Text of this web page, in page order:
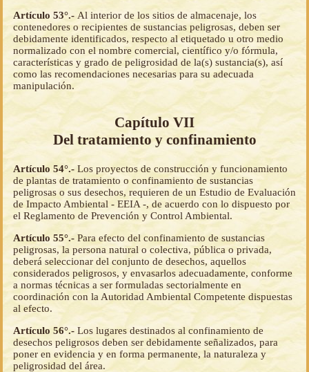
Artículo 53°.- Al interior de los sitios de almacenaje, los
contenedores o recipientes de sustancias peligrosas, deben ser
debidamente identificados, respecto al etiquetado u otro medio
normalizado con el nombre comercial, científico y/o fórmula,
características y grado de peligrosidad de la(s) sustancia(s), así
como las recomendaciones necesarias para su adecuada
manipulación.
Capítulo VII
Del tratamiento y confinamiento
Artículo 54°.- Los proyectos de construcción y funcionamiento
de plantas de tratamiento o confinamiento de sustancias
peligrosas o sus desechos, requieren de un Estudio de Evaluación
de Impacto Ambiental - EEIA -, de acuerdo con lo dispuesto por
el Reglamento de Prevención y Control Ambiental.
Artículo 55°.- Para efecto del confinamiento de sustancias
peligrosas, la persona natural o colectiva, pública o privada,
deberá seleccionar del conjunto de desechos, aquellos
considerados peligrosos, y envasarlos adecuadamente, conforme
a normas técnicas a ser formuladas sectorialmente en
coordinación con la Autoridad Ambiental Competente dispuestas
al efecto.
Artículo 56°.- Los lugares destinados al confinamiento de
desechos peligrosos deben ser debidamente señalizados, para
poner en evidencia y en forma permanente, la naturaleza y
peligrosidad del área.